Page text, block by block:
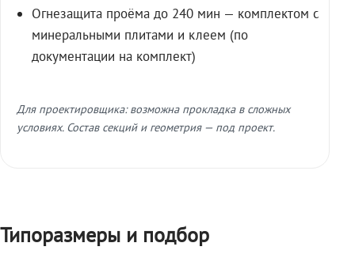
Огнезащита проёма до 240 мин — комплектом с
минеральными плитами и клеем (по
документации на комплект)
Для проектировщика: возможна прокладка в сложных
условиях. Состав секций и геометрия — под проект.
Типоразмеры и подбор